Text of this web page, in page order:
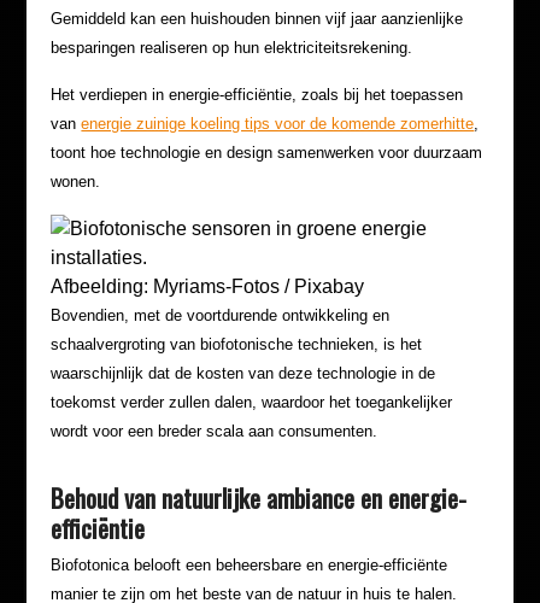
Gemiddeld kan een huishouden binnen vijf jaar aanzienlijke
besparingen realiseren op hun elektriciteitsrekening.
Het verdiepen in energie-efficiëntie, zoals bij het toepassen
vanenergie zuinige koeling tips voor de komende zomerhitte,
toont hoe technologie en design samenwerken voor duurzaam
wonen.
Afbeelding: Myriams-Fotos / Pixabay
Bovendien, met de voortdurende ontwikkeling en
schaalvergroting van biofotonische technieken, is het
waarschijnlijk dat de kosten van deze technologie in de
toekomst verder zullen dalen, waardoor het toegankelijker
wordt voor een breder scala aan consumenten.
Behoud van natuurlijke ambiance en energie-
efficiëntie
Biofotonica belooft een beheersbare en energie-efficiënte
manier te zijn om het beste van de natuur in huis te halen.